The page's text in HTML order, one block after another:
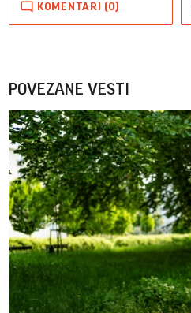
KOMENTARI (0)
POVEZANE VESTI